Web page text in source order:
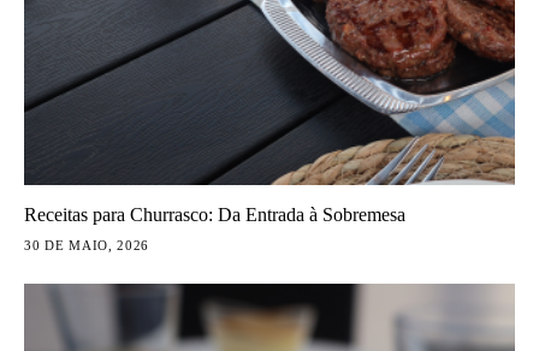
Receitas para Churrasco: Da Entrada à Sobremesa
30 DE MAIO, 2026